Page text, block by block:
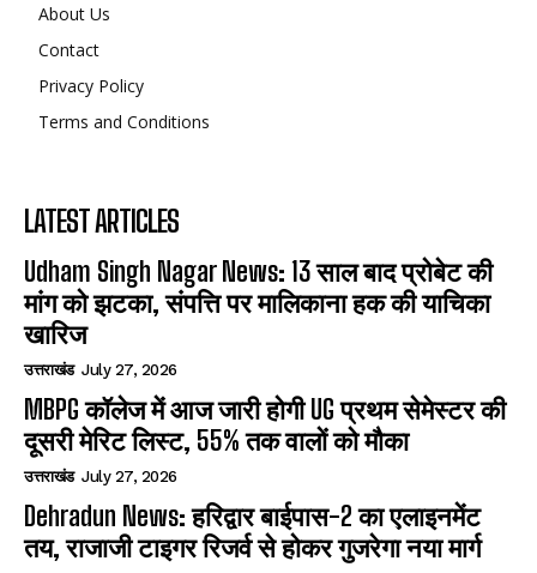
About Us
Contact
Privacy Policy
Terms and Conditions
LATEST ARTICLES
Udham Singh Nagar News: 13 साल बाद प्रोबेट की
मांग को झटका, संपत्ति पर मालिकाना हक की याचिका
खारिज
उत्तराखंड July 27, 2026
MBPG कॉलेज में आज जारी होगी UG प्रथम सेमेस्टर की
दूसरी मेरिट लिस्ट, 55% तक वालों को मौका
उत्तराखंड July 27, 2026
Dehradun News: हरिद्वार बाईपास-2 का एलाइनमेंट
तय, राजाजी टाइगर रिजर्व से होकर गुजरेगा नया मार्ग